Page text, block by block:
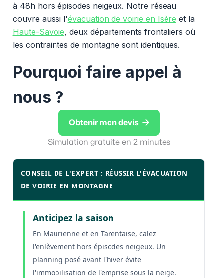
à 48h hors épisodes neigeux. Notre réseau
couvre aussi l'évacuation de voirie en Isère et la
Haute-Savoie, deux départements frontaliers où
les contraintes de montagne sont identiques.
Pourquoi faire appel à
nous ?
Obtenir mon devis 
Simulation gratuite en 2 minutes
CONSEIL DE L'EXPERT : RÉUSSIR L'ÉVACUATION
DE VOIRIE EN MONTAGNE
Anticipez la saison
En Maurienne et en Tarentaise, calez
l'enlèvement hors épisodes neigeux. Un
planning posé avant l'hiver évite
l'immobilisation de l'emprise sous la neige.